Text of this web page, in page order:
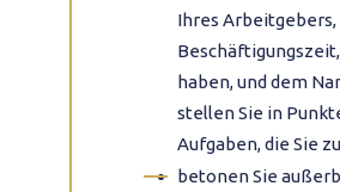
Ihres Arbeitgebers,
haben, und dem
stellen Sie in
Aufgaben, die Sie
betonen Sie